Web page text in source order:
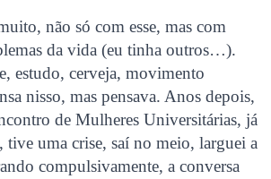
não só com esse, mas com
da vida (eu tinha outros…).
estudo, cerveja, movimento
nisso, mas pensava. Anos depois,
de Mulheres Universitárias, já
tive uma crise, saí no meio, larguei a
compulsivamente, a conversa